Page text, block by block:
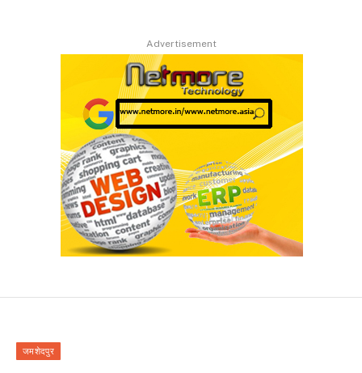
Advertisement
जमशेदपुर